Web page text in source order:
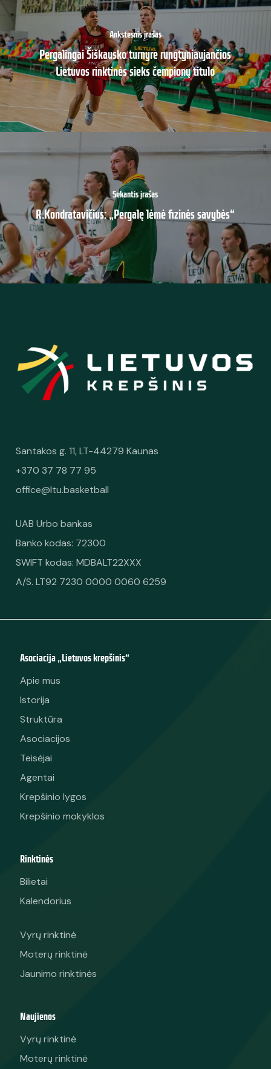
Ankstesnis įrašas
Pergalingai Šiškausko turnyre rungtyniaujančios
Lietuvos rinktinės sieks čempionų titulo
Sekantis įrašas
R.Kondratavičius: „Pergalę lėmė fizinės savybės“
Santakos g. 11, LT-44279 Kaunas
+370 37 78 77 95
office@ltu.basketball
UAB Urbo bankas
Banko kodas: 72300
SWIFT kodas: MDBALT22XXX
A/S. LT92 7230 0000 0060 6259
Asociacija „Lietuvos krepšinis“
Apie mus
Istorija
Struktūra
Asociacijos
Teisėjai
Agentai
Krepšinio lygos
Krepšinio mokyklos
Rinktinės
Bilietai
Kalendorius
Vyrų rinktinė
Moterų rinktinė
Jaunimo rinktinės
Naujienos
Vyrų rinktinė
Moterų rinktinė